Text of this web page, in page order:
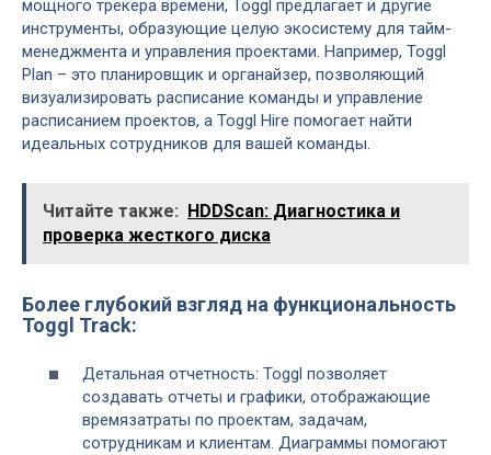
мощного трекера времени, Toggl предлагает и другие
инструменты, образующие целую экосистему для тайм-
менеджмента и управления проектами. Например, Toggl
Plan – это планировщик и органайзер, позволяющий
визуализировать расписание команды и управление
расписанием проектов, а Toggl Hire помогает найти
идеальных сотрудников для вашей команды.
Читайте также: HDDScan: Диагностика и
проверка жесткого диска
Более глубокий взгляд на функциональность
Toggl Track:
Детальная отчетность: Toggl позволяет
создавать отчеты и графики, отображающие
времязатраты по проектам, задачам,
сотрудникам и клиентам. Диаграммы помогают